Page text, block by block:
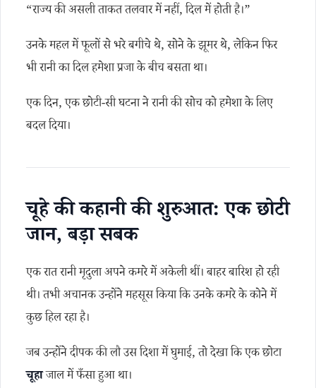
“राज्य की असली ताकत तलवार में नहीं, दिल में होती है।”
उनके महल में फूलों से भरे बगीचे थे, सोने के झूमर थे, लेकिन फिर
भी रानी का दिल हमेशा प्रजा के बीच बसता था।
एक दिन, एक छोटी-सी घटना ने रानी की सोच को हमेशा के लिए
बदल दिया।
चूहे की कहानी की शुरुआत: एक छोटी
जान, बड़ा सबक
एक रात रानी मृदुला अपने कमरे में अकेली थीं। बाहर बारिश हो रही
थी। तभी अचानक उन्होंने महसूस किया कि उनके कमरे के कोने में
कुछ हिल रहा है।
जब उन्होंने दीपक की लौ उस दिशा में घुमाई, तो देखा कि एक छोटा
चूहाजाल में फँसा हुआ था।